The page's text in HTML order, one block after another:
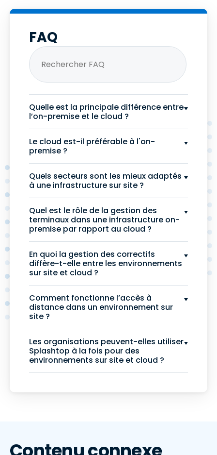
FAQ
Quelle est la principale différence entre
l’on-premise et le cloud ?
Le cloud est-il préférable à l'on-
premise ?
Quels secteurs sont les mieux adaptés
à une infrastructure sur site ?
Quel est le rôle de la gestion des
terminaux dans une infrastructure on-
premise par rapport au cloud ?
En quoi la gestion des correctifs
diffère-t-elle entre les environnements
sur site et cloud ?
Comment fonctionne l’accès à
distance dans un environnement sur
site ?
Les organisations peuvent-elles utiliser
Splashtop à la fois pour des
environnements sur site et cloud ?